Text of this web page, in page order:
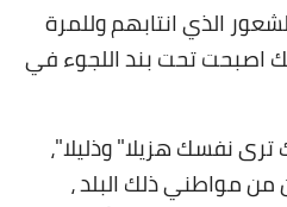
الذي انتابهم وللمرة
اصبحت تحت بند اللجوء في
نفسك هزيلا" وذليلا"،
من مواطني ذلك البلد ،